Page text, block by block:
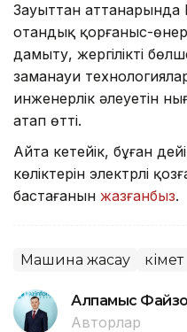
Зауыттан аттанарында
отандық қорғаныс-
дамыту, жергілікті
заманауи
инженерлік әлеуетін
атап өтті.
Айта кетейік, бұған
көліктерін электрлі
бастағанын жазғанбыз.
Машина жасау Үкімет
Алпамыс
Авторлар